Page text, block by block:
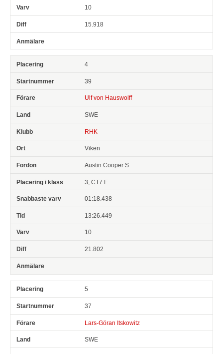
10
15.918
4
39
Ulf von Hauswolff
SWE
RHK
Viken
Austin Cooper S
3, CT7 F
01:18.438
13:26.449
10
21.802
5
37
Lars-Göran Itskowitz
SWE